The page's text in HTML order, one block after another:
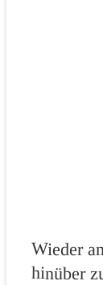
Wieder
hinüber
man
einen
bringt
sich gut
Eine